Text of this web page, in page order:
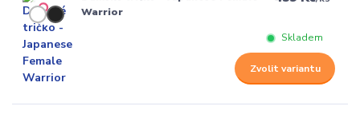
Warrior
Skladem
Zvolit variantu